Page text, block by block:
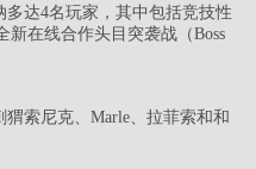
达4名玩家，其中包括竞技性
新在线合作头目突袭战（Boss
索尼克、Marle、拉菲索和和